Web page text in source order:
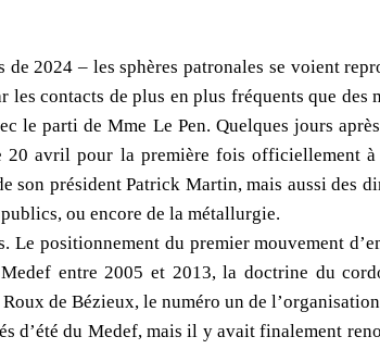
2024 – les sphères patronales se voient
contacts de plus en plus fréquents que des
le parti de Mme Le Pen. Quelques jours
avril pour la première fois officiellement à
son président Patrick Martin, mais aussi des
ou encore de la métallurgie.
positionnement du premier mouvement
entre 2005 et 2013, la doctrine du
de Bézieux, le numéro un de
d’été du Medef, mais il y avait finalement